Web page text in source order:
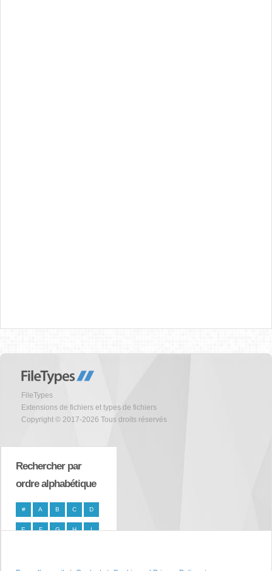
FileTypes
Extensions de fichiers et types de fichiers
Copyright © 2017-2026 Tous droits réservés
Rechercher par
ordre alphabétique
# A B C D
E F G H I
P S